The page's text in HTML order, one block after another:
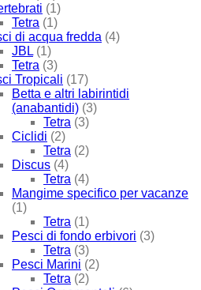
(1)
Tetra (1)
di acqua fredda (4)
JBL (1)
Tetra (3)
Tropicali (17)
Betta e altri labirintidi
(anabantidi) (3)
Tetra (3)
Ciclidi (2)
Tetra (2)
Discus (4)
Tetra (4)
Mangime specifico per vacanze
(1)
Tetra (1)
Pesci di fondo erbivori (3)
Tetra (3)
Pesci Marini (2)
Tetra (2)